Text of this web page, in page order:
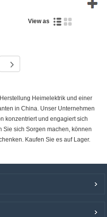
View as
Heimelektrik und einer
in China. Unser Unternehmen
konzentriert und engagiert sich
Sie sich Sorgen machen, können
Kaufen Sie es auf Lager.